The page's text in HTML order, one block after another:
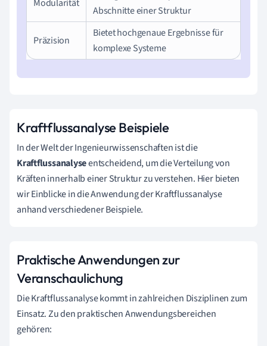
Modularität
Abschnitte einer Struktur
Präzision
Bietet hochgenaue Ergebnisse für
komplexe Systeme
Kraftflussanalyse Beispiele
In der Welt der Ingenieurwissenschaften ist die
Kraftflussanalyseentscheidend, um die Verteilung von
Kräften innerhalb einer Struktur zu verstehen. Hier bieten
wir Einblicke in die Anwendung der Kraftflussanalyse
anhand verschiedener Beispiele.
Praktische Anwendungen zur
Veranschaulichung
Die Kraftflussanalyse kommt in zahlreichen Disziplinen zum
Einsatz. Zu den praktischen Anwendungsbereichen
gehören: